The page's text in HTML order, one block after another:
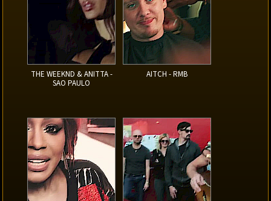
THE WEEKND & ANITTA -
SAO PAULO
AITCH - RMB